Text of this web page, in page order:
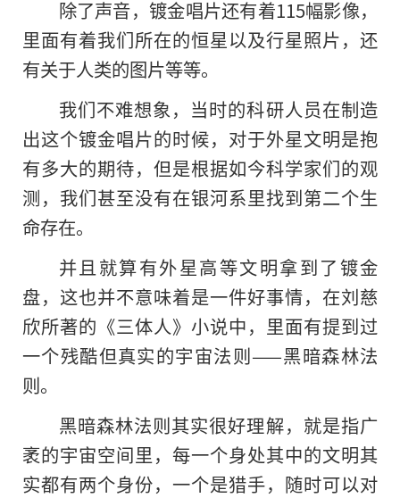
除了声音，镀金唱片还有着115幅影像，
里面有着我们所在的恒星以及行星照片，还
有关于人类的图片等等。
我们不难想象，当时的科研人员在制造
出这个镀金唱片的时候，对于外星文明是抱
有多大的期待，但是根据如今科学家们的观
测，我们甚至没有在银河系里找到第二个生
命存在。
并且就算有外星高等文明拿到了镀金
盘，这也并不意味着是一件好事情，在刘慈
欣所著的《三体人》小说中，里面有提到过
一个残酷但真实的宇宙法则——黑暗森林法
则。
黑暗森林法则其实很好理解，就是指广
袤的宇宙空间里，每一个身处其中的文明其
实都有两个身份，一个是猎手，随时可以对